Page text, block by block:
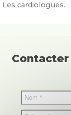
Les cardiologues.